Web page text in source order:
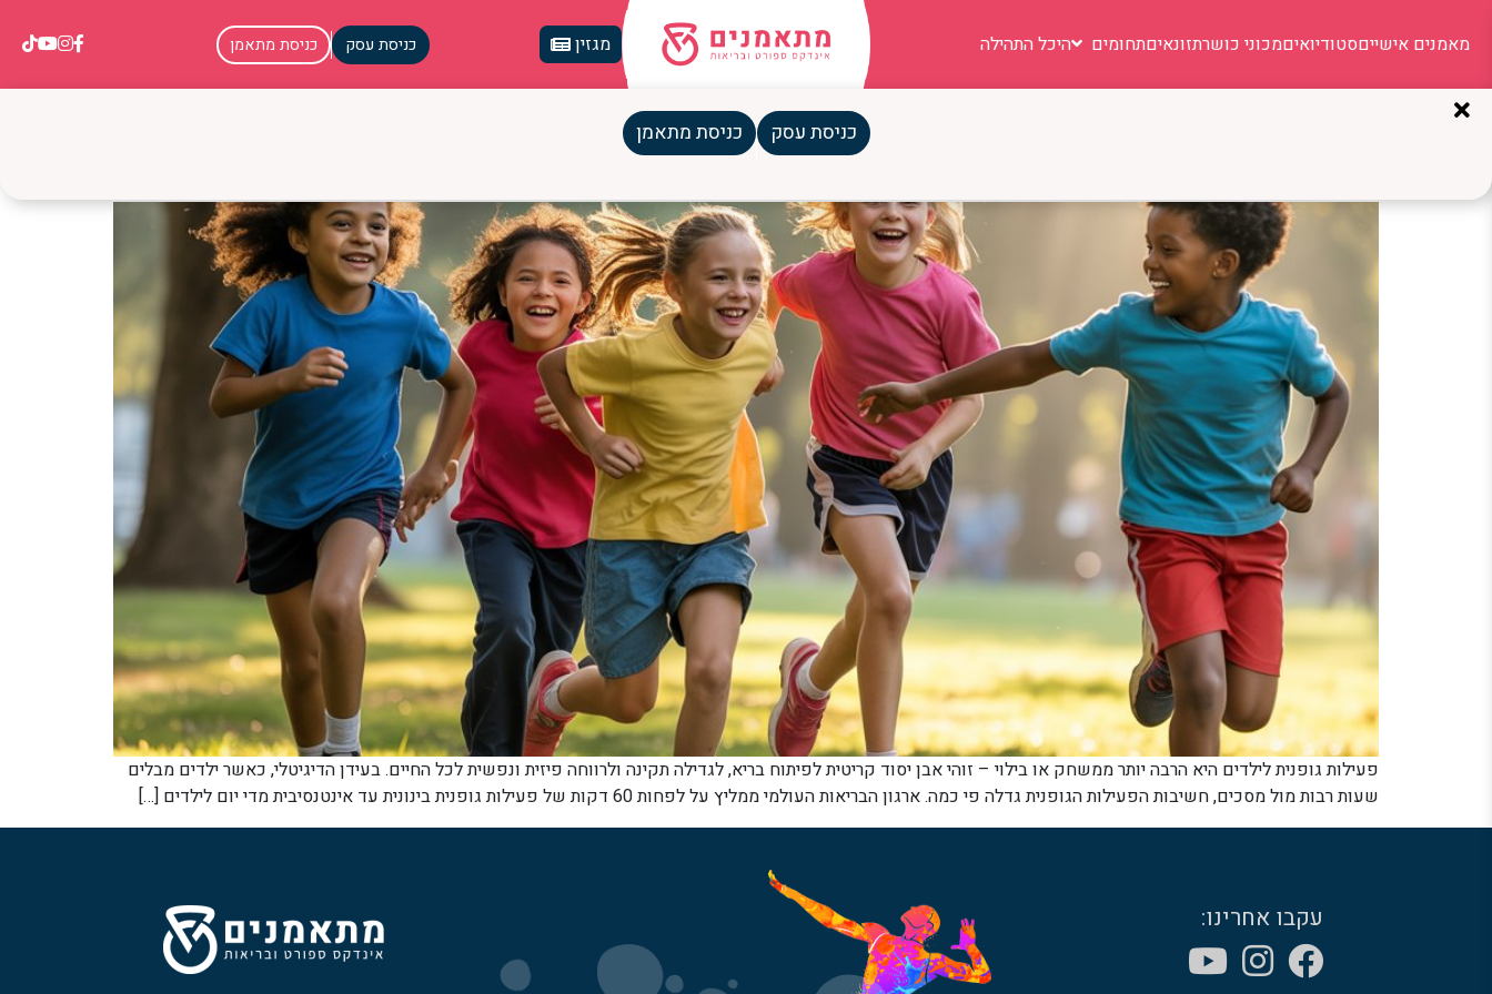
מאמנים אישייםסטודיואיםמכוני כושרתזונאיםתחומים היכל התהילה מגזין כניסת עסק כניסת מתאמן
כניסת עסק כניסת מתאמן
פעילות גופנית לילדים: המפתח לילדות בריאה, שמחה ומתפתחת
פעילות גופנית לילדים היא הרבה יותר ממשחק או בילוי – זוהי אבן יסוד קריטית לפיתוח בריא, לגדילה תקינה ולרווחה פיזית ונפשית לכל החיים. בעידן הדיגיטלי, כאשר ילדים מבלים
שעות רבות מול מסכים, חשיבות הפעילות הגופנית גדלה פי כמה. ארגון הבריאות העולמי ממליץ על לפחות 60 דקות של פעילות גופנית בינונית עד אינטנסיבית מדי יום לילדים […]
עקבו אחרינו: